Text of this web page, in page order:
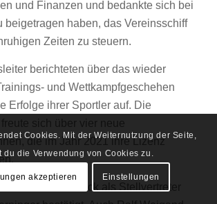
und Finanzen und bedankte sich bei
beigetragen haben, das Vereinsschiff
Zeiten zu steuern.
berichteten über das wieder
und Wettkampfgeschehen
Erfolge ihrer Sportler auf. Die
die im Jahr 2021 ihre Lizenz
wurde Peter Beck als Stellvertreter
Cookies. Mit der Weiternutzung der Seite,
du die Verwendung von Cookies zu.
akzeptieren Einstellungen